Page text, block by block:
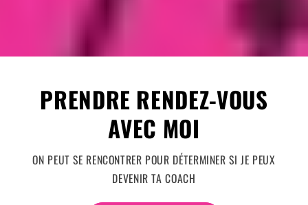
PRENDRE RENDEZ-VOUS
AVEC MOI
ON PEUT SE RENCONTRER POUR DÉTERMINER SI JE PEUX
DEVENIR TA COACH